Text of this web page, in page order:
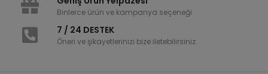
Binlerce ürün ve kampanya seçeneği
7 / 24 DESTEK
Öneri ve şikayetlerinizi bize iletebilirsiniz.